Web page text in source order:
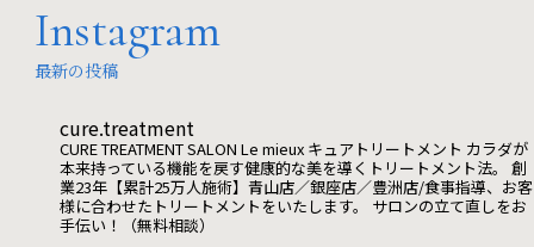
Instagram
最新の投稿
cure.treatment
CURE TREATMENT SALON Le mieux キュアトリートメント カラダが
本来持っている機能を戻す健康的な美を導くトリートメント法。
創
業23年【累計25万人施術】青山店／銀座店／豊洲店/食事指導、お客
様に合わせたトリートメントをいたします。
サロンの立て直しをお
手伝い！（無料相談）